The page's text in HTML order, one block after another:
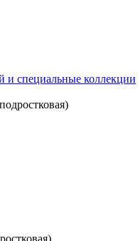
и специальные коллекции